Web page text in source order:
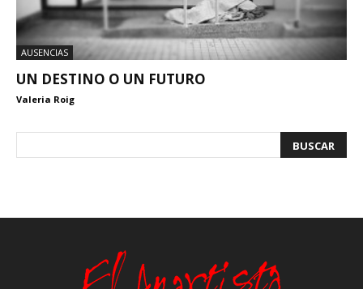
AUSENCIAS
UN DESTINO O UN FUTURO
Valeria Roig